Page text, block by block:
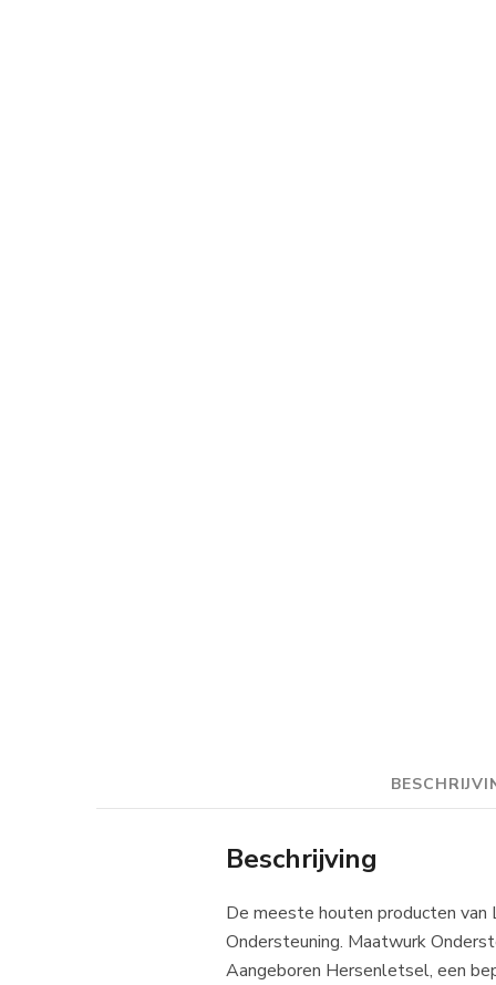
Beschrijving
De meeste houten producten
Ondersteuning. Maatwurk
Aangeboren Hersenletsel, een